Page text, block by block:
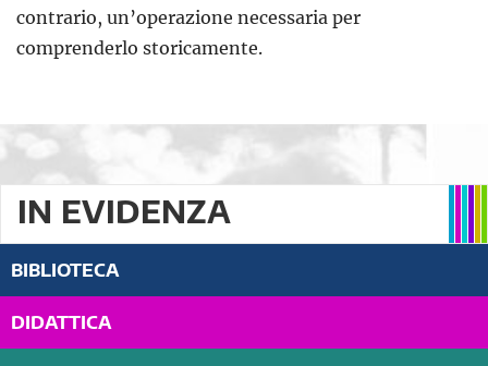
contrario, un’operazione necessaria per
comprenderlo storicamente.
IN EVIDENZA
BIBLIOTECA
DIDATTICA